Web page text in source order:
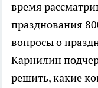
время
празднования
вопросы о
Карнилин
решить, какие